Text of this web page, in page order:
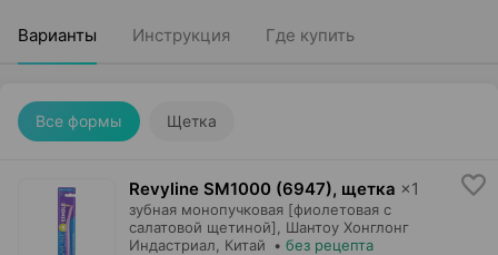
Варианты Инструкция Где купить
Все формы Щетка
Revyline SM1000 (6947), щетка ×1
зубная монопучковая [фиолетовая с
салатовой щетиной],
Шантоу Хонглонг
Индастриал , Китай • без рецепта